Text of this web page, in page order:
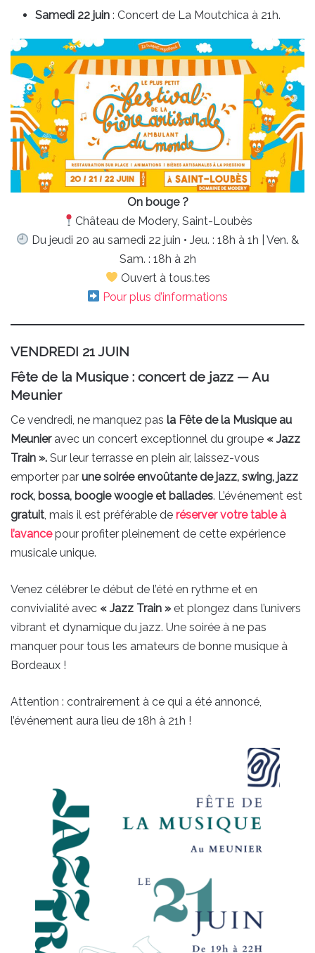
Samedi 22 juin : Concert de La Moutchica à 21h.
On bouge ?
Château de Modery, Saint-Loubès
Du jeudi 20 au samedi 22 juin • Jeu. : 18h à 1h | Ven. &
Sam. : 18h à 2h
Ouvert à tous.tes
Pour plus d’informations
VENDREDI 21 JUIN
Fête de la Musique : concert de jazz — Au
Meunier
Ce vendredi, ne manquez pas la Fête de la Musique au
Meunieravec un concert exceptionnel du groupe « Jazz
Train ». Sur leur terrasse en plein air, laissez-vous
emporter par une soirée envoûtante de jazz, swing, jazz
rock, bossa, boogie woogie et ballades. L’événement est
gratuit, mais il est préférable de réserver votre table à
l’avancepour profiter pleinement de cette expérience
musicale unique.
Venez célébrer le début de l’été en rythme et en
convivialité avec « Jazz Train »et plongez dans l’univers
vibrant et dynamique du jazz. Une soirée à ne pas
manquer pour tous les amateurs de bonne musique à
Bordeaux !
Attention : contrairement à ce qui a été annoncé,
l’événement aura lieu de 18h à 21h !